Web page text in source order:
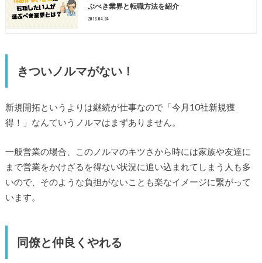
ぶべき業界と転職方法を紹介
2018.04.24
きついノルマがない！
新規開拓というよりは継続が仕事なので「今月10社新規獲
得！」なんていうノルマはまずありません。
一般営業の場合、このノルマのキツさから時には家族や友達に
まで営業をかけざるを得ない状況に追い込まれてしまう人も多
いので、そのような負担がないことも楽なイメージに繋がって
います。
同僚と仲良くやれる